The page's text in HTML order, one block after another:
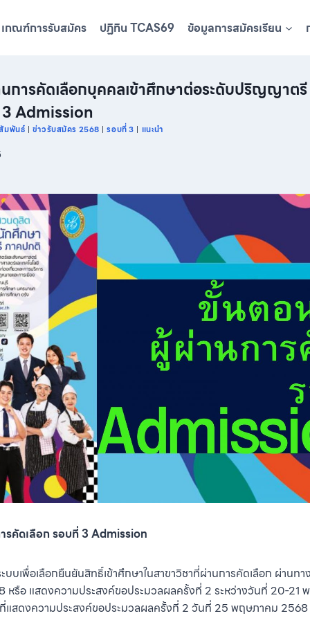
เกณฑ์การรับสมัคร ปฏิทิน TCAS69 ข้อมูลการสมัครเรียน
การคัดเลือกบุคคลเข้าศึกษาต่อระดับปริญญาต
Admission
มพันธ์ | ข่าวรับสมัคร 2568 |รอบที่ 3 | แนะนำ
คัดเลือก รอบที่ 3 Admission
บเพื่อเลือกยืนยันสิทธิ์เข้าศึกษาในสาขาวิชาที่ผ่านการคัดเลือก ผ่านท
รือ แสดงความประสงค์ขอประมวลผลครั้งที่ 2 ระหว่างวันที่ 20-21
แสดงความประสงค์ขอประมวลผลครั้งที่ 2 วันที่ 25 พฤษภาคม